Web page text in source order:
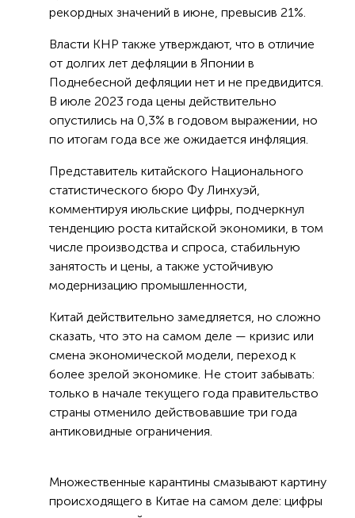
рекордных значений в июне, превысив 21%.
Власти КНР также утверждают, что в отличие
от долгих лет дефляции в Японии в
Поднебесной дефляции нет и не предвидится.
В июле 2023 года цены действительно
опустились на 0,3% в годовом выражении, но
по итогам года все же ожидается инфляция.
Представитель китайского Национального
статистического бюро Фу Линхуэй,
комментируя июльские цифры, подчеркнул
тенденцию роста китайской экономики, в том
числе производства и спроса, стабильную
занятость и цены, а также устойчивую
модернизацию промышленности,
Китай действительно замедляется, но сложно
сказать, что это на самом деле — кризис или
смена экономической модели, переход к
более зрелой экономике. Не стоит забывать:
только в начале текущего года правительство
страны отменило действовавшие три года
антиковидные ограничения.
Множественные карантины смазывают картину
происходящего в Китае на самом деле: цифры